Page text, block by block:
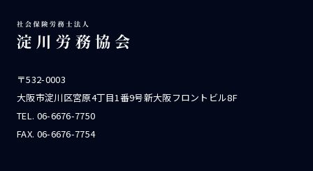
〒532-0003
大阪市淀川区宮原4丁目1番9号新大阪フロントビル8F
TEL. 06-6676-7750
FAX. 06-6676-7754